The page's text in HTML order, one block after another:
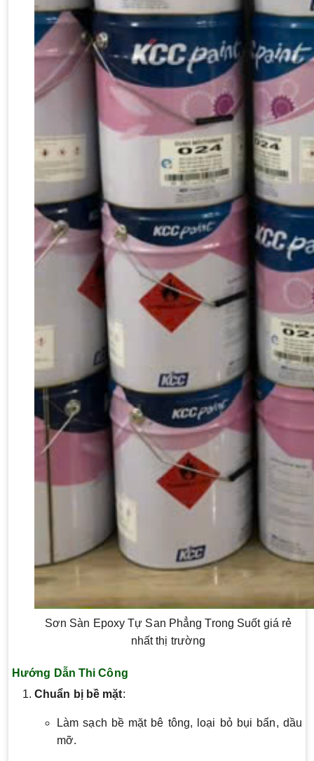
Sơn Sàn Epoxy Tự San Phẳng Trong Suốt giá rẻ
nhất thị trường
Hướng Dẫn Thi Công
Chuẩn bị bề mặt:
Làm sạch bề mặt bê tông, loại bỏ bụi bẩn, dầu
mỡ.